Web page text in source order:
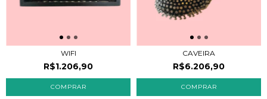
WIFI
R$1.206,90
CAVEIRA
R$6.206,90